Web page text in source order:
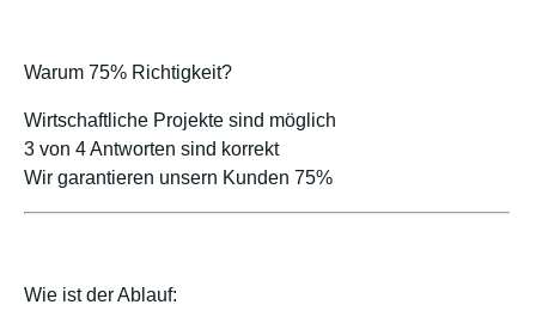
Warum 75% Richtigkeit?
Wirtschaftliche Projekte sind möglich
3 von 4 Antworten sind korrekt
Wir garantieren unsern Kunden 75%
Wie ist der Ablauf: